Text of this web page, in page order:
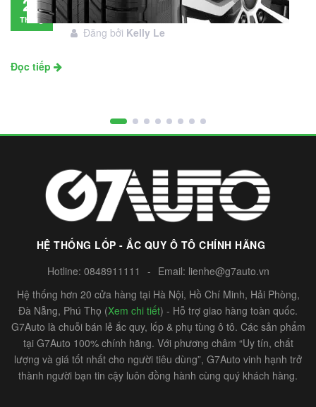
Tháng
đầu tư không?
Đăng bởi Kelly Le
Đọc tiếp
HỆ THỐNG LỐP - ẮC QUY Ô TÔ CHÍNH HÃNG
Hotline: 0848911111 - Email: lienhe@g7auto.vn
Hệ thống hơn 20 cửa hàng tại Hà Nội, Hồ Chí Minh, Hải Phòng,
Đà Nẵng, Phú Thọ (Xem chi tiết) - Hỗ trợ giao hàng toàn quốc.
G7Auto là chuỗi bán lẻ ắc quy, lốp & phụ tùng ô tô. Các sản phẩm
tại G7Auto 100% chính hãng. Với phương châm “Uy tín, chất
lượng và giá tốt nhất cho người tiêu dùng”, G7Auto vinh hạnh trở
thành người bạn tin cậy luôn đồng hành cùng quý khách hàng.